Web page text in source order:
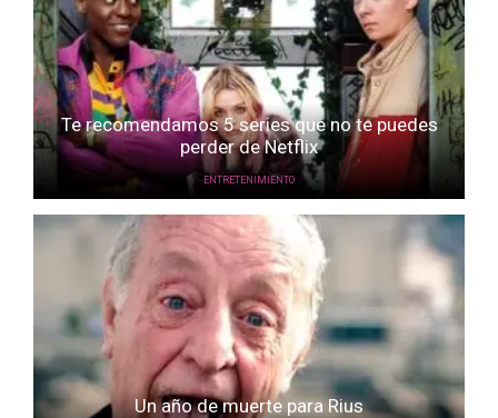
Te recomendamos 5 series que no te puedes
perder de Netflix
ENTRETENIMIENTO
Un año de muerte para Rius